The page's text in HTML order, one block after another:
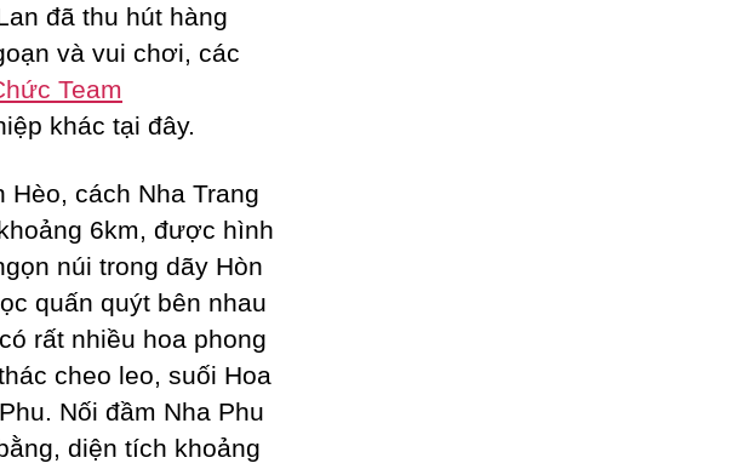
đã thu hút hàng
và vui chơi, các
Team
khác tại đây.
Hèo, cách Nha Trang
6km, được hình
núi trong dãy Hòn
quấn quýt bên nhau
rất nhiều hoa phong
cheo leo, suối Hoa
Nối đầm Nha Phu
diện tích khoảng